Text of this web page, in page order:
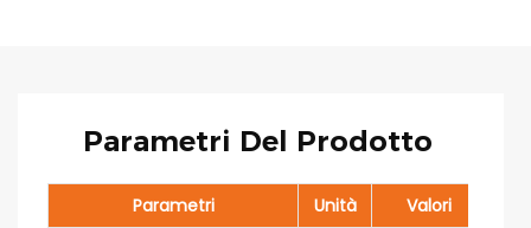
Parametri Del Prodotto
Parametri Unità
Valori